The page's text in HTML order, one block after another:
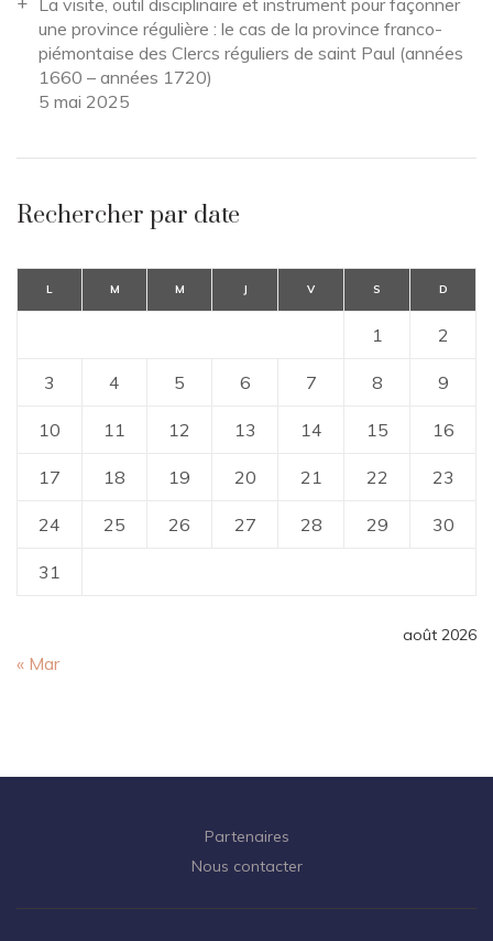
une province régulière : le cas de la province franco-
piémontaise des Clercs réguliers de saint Paul (années
1660 – années 1720)
5 mai 2025
Rechercher par date
août 2026
L M M J V S D
1 2
3 4 5 6 7 8 9
10 11 12 13 14 15 16
17 18 19 20 21 22 23
24 25 26 27 28 29 30
31
« Mar
Partenaires
Nous contacter